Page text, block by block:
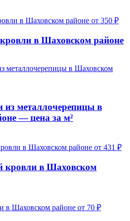
от 350 ₽
кровли в Шаховском районе
металлочерепицы в
— цена за м²
от 431 ₽
кровли в Шаховском
от 70 ₽